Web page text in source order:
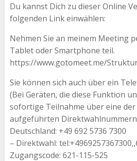
Du kannst Dich zu dieser Online
folgenden Link einwählen:
Nehmen Sie an meinem Meeting
Tablet oder Smartphone teil.
https://www.gotomeet.me/
Sie können sich auch über ein
(Bei Geräten, die diese Funktion
sofortige Teilnahme über eine
aufgeführten
Deutschland: +49 692 5736 7300
– Direktwahl:
Zugangscode: 621-115-525